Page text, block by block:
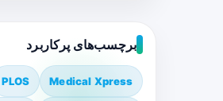
برچسب‌های پرکاربرد
Medical Xpress
PLOS